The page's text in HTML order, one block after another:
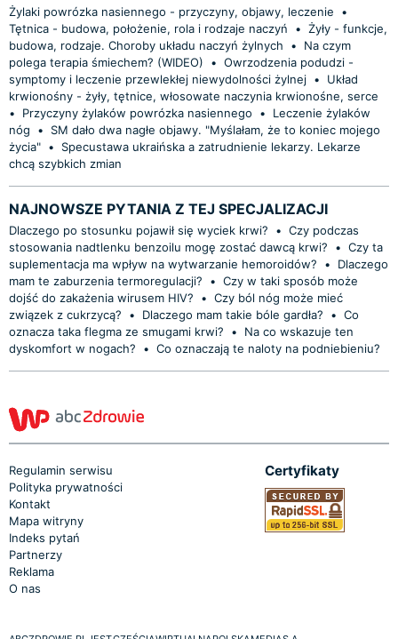
Żylaki powrózka nasiennego - przyczyny, objawy, leczenie
•
Tętnica - budowa, położenie, rola i rodzaje naczyń
• Żyły - funkcje,
budowa, rodzaje. Choroby układu naczyń żylnych
•
Na czym
polega terapia śmiechem? (WIDEO)
• Owrzodzenia podudzi -
symptomy i leczenie przewlekłej niewydolności żylnej •
Układ
krwionośny - żyły, tętnice, włosowate naczynia krwionośne, serce
•
Przyczyny żylaków powrózka nasiennego •
Leczenie żylaków
nóg
•
SM dało dwa nagłe objawy. "Myślałam, że to koniec mojego
życia" •
Specustawa ukraińska a zatrudnienie lekarzy. Lekarze
chcą szybkich zmian
NAJNOWSZE PYTANIA Z TEJ SPECJALIZACJI
Dlaczego po stosunku pojawił się wyciek krwi? • Czy podczas
stosowania nadtlenku benzoilu mogę zostać dawcą krwi?
• Czy ta
suplementacja ma wpływ na wytwarzanie hemoroidów?
•
Dlaczego
mam te zaburzenia termoregulacji?
• Czy w taki sposób może
dojść do zakażenia wirusem HIV?
• Czy ból nóg może mieć
związek z cukrzycą?
• Dlaczego mam takie bóle gardła? • Co
oznacza taka flegma ze smugami krwi?
•
Na co wskazuje ten
dyskomfort w nogach?
• Co oznaczają te naloty na podniebieniu?
Regulamin serwisu
Polityka prywatności
Kontakt
Mapa witryny
Indeks pytań
Partnerzy
Reklama
O nas
Certyfikaty